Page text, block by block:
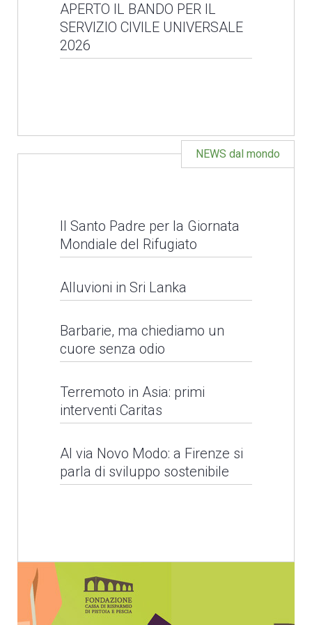
LEGGI NEWS
Convocazione selezioni
Servizio Civile
Universale
APERTO IL BANDO PER IL
SERVIZIO CIVILE UNIVERSALE
2026
UNIVERSALE 2026
NEWS dal mondo
Il Santo Padre per la Giornata
Mondiale del Rifugiato
Giornata Mondiale del
Rifugiato
LEGGI NEWS
Alluvioni in Sri Lanka
Alluvioni in Sri Lanka
Barbarie, ma chiediamo un
cuore senza odio
Barbarie, ma chiediamo
un cuore senza odio
LEGGI NEWS
Terremoto in Asia: primi
interventi Caritas
Terremoto in Asia: primi
interventi Caritas
Al via Novo Modo: a Firenze si
parla di sviluppo sostenibile